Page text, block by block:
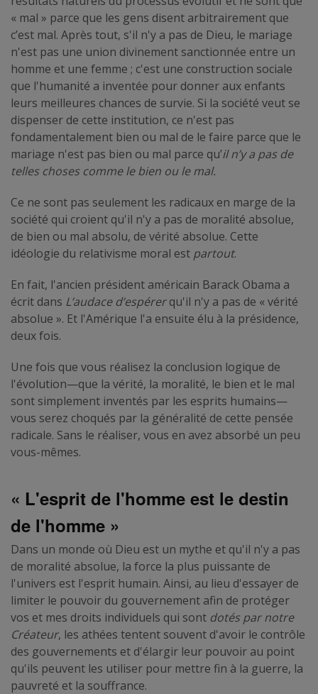
« mal » parce que les gens disent arbitrairement que
c’est mal. Après tout, s'il n'y a pas de Dieu, le mariage
n'est pas une union divinement sanctionnée entre un
homme et une femme ; c'est une construction sociale
que l'humanité a inventée pour donner aux enfants
leurs meilleures chances de survie. Si la société veut se
dispenser de cette institution, ce n'est pas
fondamentalement bien ou mal de le faire parce que le
mariage n'est pas bien ou mal parce qu’il n’y a pas de
telles choses comme le bien ou le mal.
Ce ne sont pas seulement les radicaux en marge de la
société qui croient qu'il n'y a pas de moralité absolue,
de bien ou mal absolu, de vérité absolue. Cette
idéologie du relativisme moral est partout.
En fait, l'ancien président américain Barack Obama a
écrit dans L’audace d’espérerqu'il n'y a pas de « vérité
absolue ». Et l'Amérique l'a ensuite élu à la présidence,
deux fois.
Une fois que vous réalisez la conclusion logique de
l'évolution—que la vérité, la moralité, le bien et le mal
sont simplement inventés par les esprits humains—
vous serez choqués par la généralité de cette pensée
radicale. Sans le réaliser, vous en avez absorbé un peu
vous-mêmes.
« L'esprit de l'homme est le destin
de l'homme »
Dans un monde où Dieu est un mythe et qu'il n'y a pas
de moralité absolue, la force la plus puissante de
l'univers est l'esprit humain. Ainsi, au lieu d'essayer de
limiter le pouvoir du gouvernement afin de protéger
vos et mes droits individuels qui sont dotés par notre
Créateur, les athées tentent souvent d'avoir le contrôle
des gouvernements et d'élargir leur pouvoir au point
qu'ils peuvent les utiliser pour mettre fin à la guerre, la
pauvreté et la souffrance.